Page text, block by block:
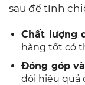
sau để tính
Chất lượng
hàng tốt có
Đóng góp
đội hiệu quả